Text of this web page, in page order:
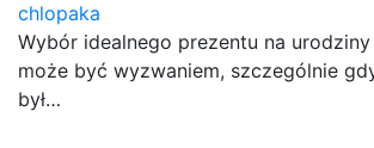
chlopaka
Wybór idealnego prezentu na urodziny
może być wyzwaniem, szczególnie
był…